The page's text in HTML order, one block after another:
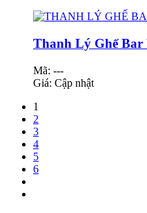
Thanh Lý Ghế Bar
Mã: ---
Giá: Cập nhật
1
2
3
4
5
6